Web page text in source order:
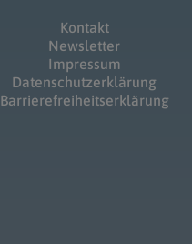
Kontakt
Newsletter
Impressum
Datenschutzerklärung
Barrierefreiheitserklärung